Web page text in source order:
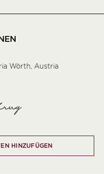
Wörth, Austria
HINZUFÜGEN